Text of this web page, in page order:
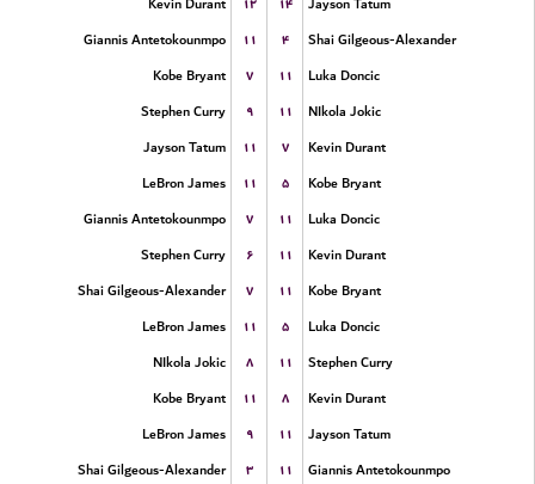
Giannis Antetokounmpo
۱۱ ۴
Shai Gilgeous-Alexander
Kobe Bryant
۷ ۱۱
Luka Doncic
Stephen Curry
۹ ۱۱
NIkola Jokic
Jayson Tatum
۱۱ ۷
Kevin Durant
LeBron James
۱۱ ۵
Kobe Bryant
Giannis Antetokounmpo
۷ ۱۱
Luka Doncic
Stephen Curry
۶ ۱۱
Kevin Durant
Shai Gilgeous-Alexander
۷ ۱۱
Kobe Bryant
LeBron James
۱۱ ۵
Luka Doncic
NIkola Jokic
۸ ۱۱
Stephen Curry
Kobe Bryant
۱۱ ۸
Kevin Durant
LeBron James
۹ ۱۱
Jayson Tatum
Shai Gilgeous-Alexander
۳ ۱۱
Giannis Antetokounmpo